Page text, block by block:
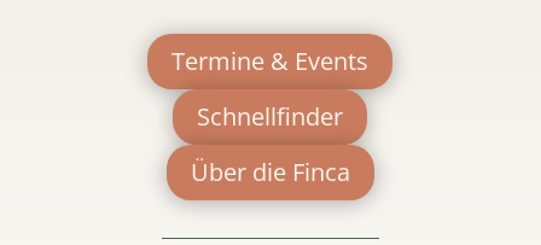
Termine & Events
Schnellfinder
Über die Finca